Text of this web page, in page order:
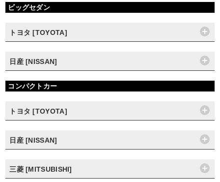
ビッグセダン
トヨタ [TOYOTA]
日産 [NISSAN]
コンパクトカー
トヨタ [TOYOTA]
日産 [NISSAN]
三菱 [MITSUBISHI]